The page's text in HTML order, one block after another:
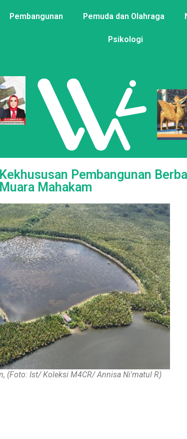
Pembangunan Pemuda dan Olahraga
Psikologi
Pembangunan
Mahakam
(Foto: Ist/ Koleksi M4CR/ Annisa Ni'matul R)